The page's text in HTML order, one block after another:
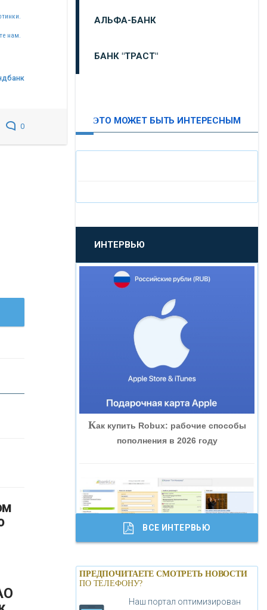
нам.
0
АЛЬФА-БАНК
БАНК "ТРАСТ"
«ПРОМСВЯЗЬБАНК»
«НОВИКОМБАНК»
«СМП БАНК»
«ВНЕШПРОМБАНК»
«БАНК ГЛОБЭКС»
«ТРАСТ»
«ГАЗПРОМБАНК»
«МОСКОВСКИЙ КРЕДИТНЫЙ
БАНК»
ЭТО МОЖЕТ БЫТЬ ИНТЕРЕСНЫМ
ИНТЕРВЬЮ
Как купить Robux: рабочие способы
пополнения в 2026 году
Банки.ру обновил логотип впервые за
19 лет - «Лента новостей»
ВСЕ ИНТЕРВЬЮ
ПРЕДПОЧИТАЕТЕ СМОТРЕТЬ НОВОСТИ
ПО ТЕЛЕФОНУ?
Наш портал оптимизирован